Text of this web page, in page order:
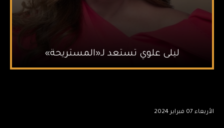
ليلى علوي تستعد لـ«المستريحة»
الأربعاء 07 فبراير 2024